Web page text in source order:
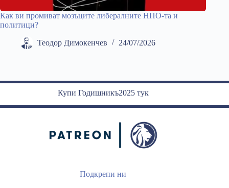
Как ви промиват мозъците либералните НПО-та и
политици?
Теодор Димокенчев 24/07/2026
Купи Годишникъ2025 тук
Подкрепи ни